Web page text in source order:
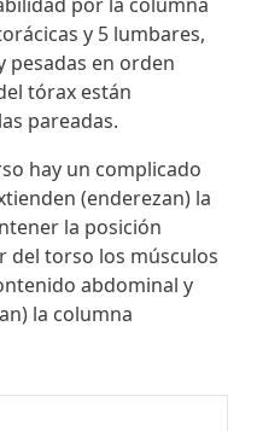
y 5 lumbares,
pesadas en orden
tórax están
pareadas.
hay un complicado
(enderezan) la
la posición
del torso los músculos
abdominal y
la columna